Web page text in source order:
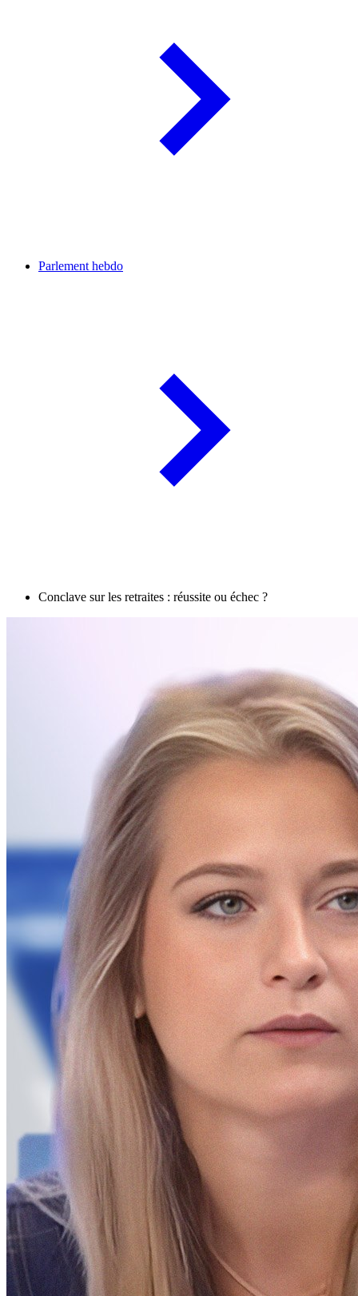
Parlement hebdo
Conclave sur les retraites : réussite ou échec ?